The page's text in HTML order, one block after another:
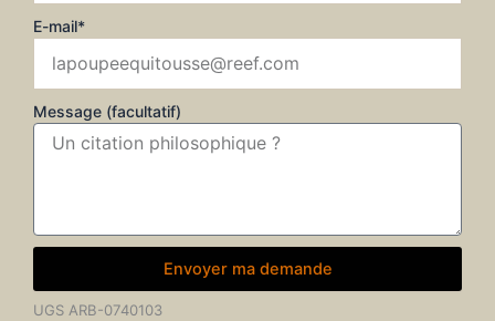
E-mail*
Message (facultatif)
Envoyer ma demande
UGS ARB-0740103